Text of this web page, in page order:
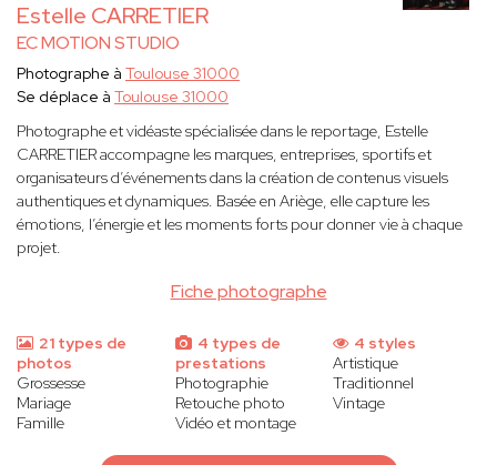
Estelle CARRETIER
EC MOTION STUDIO
Fiche photographe
Photographe à Toulouse 31000
Se déplace à Toulouse 31000
Photographe et vidéaste spécialisée dans le reportage, Estelle
CARRETIER accompagne les marques, entreprises, sportifs et
organisateurs d’événements dans la création de contenus visuels
authentiques et dynamiques. Basée en Ariège, elle capture les
émotions, l’énergie et les moments forts pour donner vie à chaque
projet.
21 types de
photos
Grossesse
Mariage
Famille
4 types de
prestations
Photographie
Retouche photo
Vidéo et montage
4 styles
Artistique
Traditionnel
Vintage